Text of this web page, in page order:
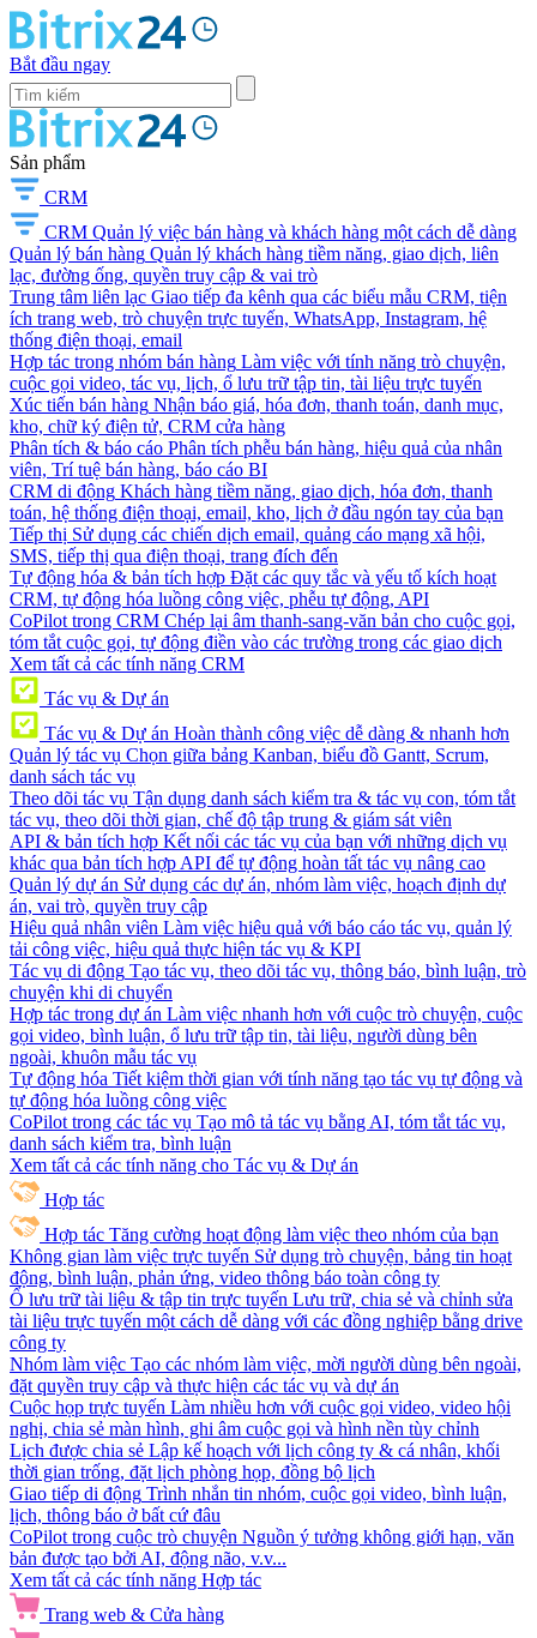
Bắt đầu ngay
Sản phẩm
CRM
CRM Quản lý việc bán hàng và khách hàng một cách dễ dàng
Quản lý bán hàng Quản lý khách hàng tiềm năng, giao dịch, liên
lạc, đường ống, quyền truy cập & vai trò
Trung tâm liên lạc Giao tiếp đa kênh qua các biểu mẫu CRM, tiện
ích trang web, trò chuyện trực tuyến, WhatsApp, Instagram, hệ
thống điện thoại, email
Hợp tác trong nhóm bán hàng Làm việc với tính năng trò chuyện,
cuộc gọi video, tác vụ, lịch, ổ lưu trữ tập tin, tài liệu trực tuyến
Xúc tiến bán hàng Nhận báo giá, hóa đơn, thanh toán, danh mục,
kho, chữ ký điện tử, CRM cửa hàng
Phân tích & báo cáo Phân tích phễu bán hàng, hiệu quả của nhân
viên, Trí tuệ bán hàng, báo cáo BI
CRM di động Khách hàng tiềm năng, giao dịch, hóa đơn, thanh
toán, hệ thống điện thoại, email, kho, lịch ở đầu ngón tay của bạn
Tiếp thị Sử dụng các chiến dịch email, quảng cáo mạng xã hội,
SMS, tiếp thị qua điện thoại, trang đích đến
Tự động hóa & bản tích hợp Đặt các quy tắc và yếu tố kích hoạt
CRM, tự động hóa luồng công việc, phễu tự động, API
CoPilot trong CRM Chép lại âm thanh-sang-văn bản cho cuộc gọi,
tóm tắt cuộc gọi, tự động điền vào các trường trong các giao dịch
Xem tất cả các tính năng CRM
Tác vụ & Dự án
Tác vụ & Dự án Hoàn thành công việc dễ dàng & nhanh hơn
Quản lý tác vụ Chọn giữa bảng Kanban, biểu đồ Gantt, Scrum,
danh sách tác vụ
Theo dõi tác vụ Tận dụng danh sách kiểm tra & tác vụ con, tóm tắt
tác vụ, theo dõi thời gian, chế độ tập trung & giám sát viên
API & bản tích hợp Kết nối các tác vụ của bạn với những dịch vụ
khác qua bản tích hợp API để tự động hoàn tất tác vụ nâng cao
Quản lý dự án Sử dụng các dự án, nhóm làm việc, hoạch định dự
án, vai trò, quyền truy cập
Hiệu quả nhân viên Làm việc hiệu quả với báo cáo tác vụ, quản lý
tải công việc, hiệu quả thực hiện tác vụ & KPI
Tác vụ di động Tạo tác vụ, theo dõi tác vụ, thông báo, bình luận, trò
chuyện khi di chuyển
Hợp tác trong dự án Làm việc nhanh hơn với cuộc trò chuyện, cuộc
gọi video, bình luận, ổ lưu trữ tập tin, tài liệu, người dùng bên
ngoài, khuôn mẫu tác vụ
Tự động hóa Tiết kiệm thời gian với tính năng tạo tác vụ tự động và
tự động hóa luồng công việc
CoPilot trong các tác vụ Tạo mô tả tác vụ bằng AI, tóm tắt tác vụ,
danh sách kiểm tra, bình luận
Xem tất cả các tính năng cho Tác vụ & Dự án
Hợp tác
Hợp tác Tăng cường hoạt động làm việc theo nhóm của bạn
Không gian làm việc trực tuyến Sử dụng trò chuyện, bảng tin hoạt
động, bình luận, phản ứng, video thông báo toàn công ty
Ổ lưu trữ tài liệu & tập tin trực tuyến Lưu trữ, chia sẻ và chỉnh sửa
tài liệu trực tuyến một cách dễ dàng với các đồng nghiệp bằng drive
công ty
Nhóm làm việc Tạo các nhóm làm việc, mời người dùng bên ngoài,
đặt quyền truy cập và thực hiện các tác vụ và dự án
Cuộc họp trực tuyến Làm nhiều hơn với cuộc gọi video, video hội
nghị, chia sẻ màn hình, ghi âm cuộc gọi và hình nền tùy chỉnh
Lịch được chia sẻ Lập kế hoạch với lịch công ty & cá nhân, khối
thời gian trống, đặt lịch phòng họp, đồng bộ lịch
Giao tiếp di động Trình nhắn tin nhóm, cuộc gọi video, bình luận,
lịch, thông báo ở bất cứ đâu
CoPilot trong cuộc trò chuyện Nguồn ý tưởng không giới hạn, văn
bản được tạo bởi AI, động não, v.v...
Xem tất cả các tính năng Hợp tác
Trang web & Cửa hàng